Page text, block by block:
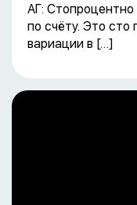
АГ:
по счёту. Это
вариации в […]